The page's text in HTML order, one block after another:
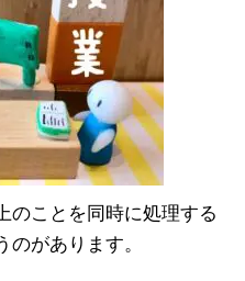
のことを同時に処理する
があります。